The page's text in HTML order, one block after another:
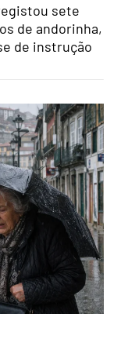
sete
de andorinha,
de instrução